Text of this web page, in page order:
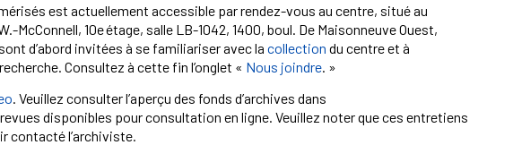
est actuellement accessible par rendez-vous au centre, situé au
10e étage, salle LB-1042, 1400, boul. De Maisonneuve Ouest,
d’abord invitées à se familiariser avec la collection du centre et à
Consultez à cette fin l’onglet « Nous joindre. »
. Veuillez consulter l’aperçu des fonds d’archives dans
disponibles pour consultation en ligne. Veuillez noter que ces entretiens
contacté l’archiviste.